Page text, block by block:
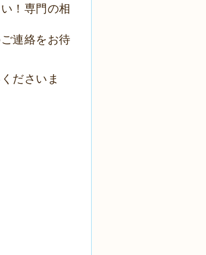
！専門の相
連絡をお待
ださいま